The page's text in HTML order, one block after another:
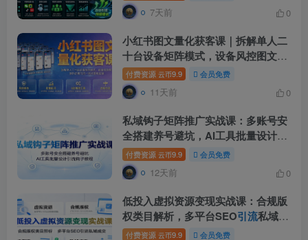
7天前 0
小红书图文量化获客课｜拆解单人二
十台设备矩阵模式，设备风控图文创
作合规引流一站式落地实操
付费资源 云币9.9 会员免费
11天前 0
私域钩子矩阵推广实战课：多账号安
全搭建养号避坑，AI工具批量设计引
流钩子教程
付费资源 云币9.9 会员免费
12天前 0
低投入虚拟资源变现实战课：合规版
权类目解析，多平台SEO引流私域成
交
付费资源 云币9.9 会员免费